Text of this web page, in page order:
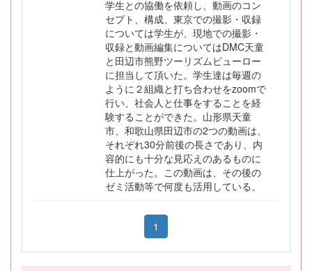
学生との協働を依頼し、動画のコン
セプト、構成、東京での撮影・収録
については学生が、現地での撮影・
収録と動画編集についてはDMC天童
と田辺市熊野ツーリズムビューロー
に担当して頂いた。学生達は毎週の
ように２組織と打ち合わせをzoomで
行い、社会人と仕事をすることを経
験することができた。山形県天童
市、和歌山県田辺市の2つの動画は、
それぞれ30分前後の長さであり、内
容的にも十分な見応えのあるものに
仕上がった。この動画は、その後の
ゼミ活動等で何度も活用している。
1